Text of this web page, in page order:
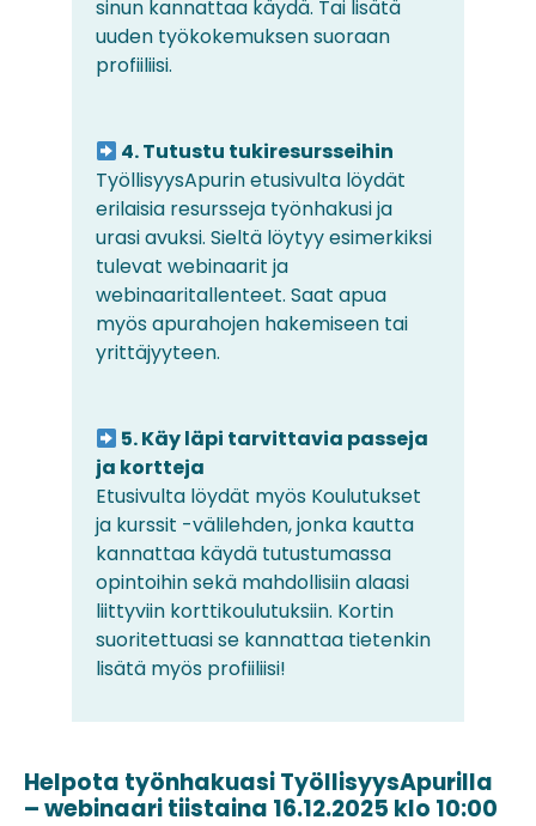
sinun kannattaa käydä. Tai lisätä
uuden työkokemuksen suoraan
profiiliisi.
4. Tutustu tukiresursseihin
TyöllisyysApurin etusivulta löydät
erilaisia resursseja työnhakusi ja
urasi avuksi. Sieltä löytyy esimerkiksi
tulevat webinaarit ja
webinaaritallenteet. Saat apua
myös apurahojen hakemiseen tai
yrittäjyyteen.
5. Käy läpi tarvittavia passeja
ja kortteja
Etusivulta löydät myös Koulutukset
ja kurssit -välilehden, jonka kautta
kannattaa käydä tutustumassa
opintoihin sekä mahdollisiin alaasi
liittyviin korttikoulutuksiin. Kortin
suoritettuasi se kannattaa tietenkin
lisätä myös profiiliisi!
Helpota työnhakuasi TyöllisyysApurilla
– webinaari tiistaina 16.12.2025 klo 10:00